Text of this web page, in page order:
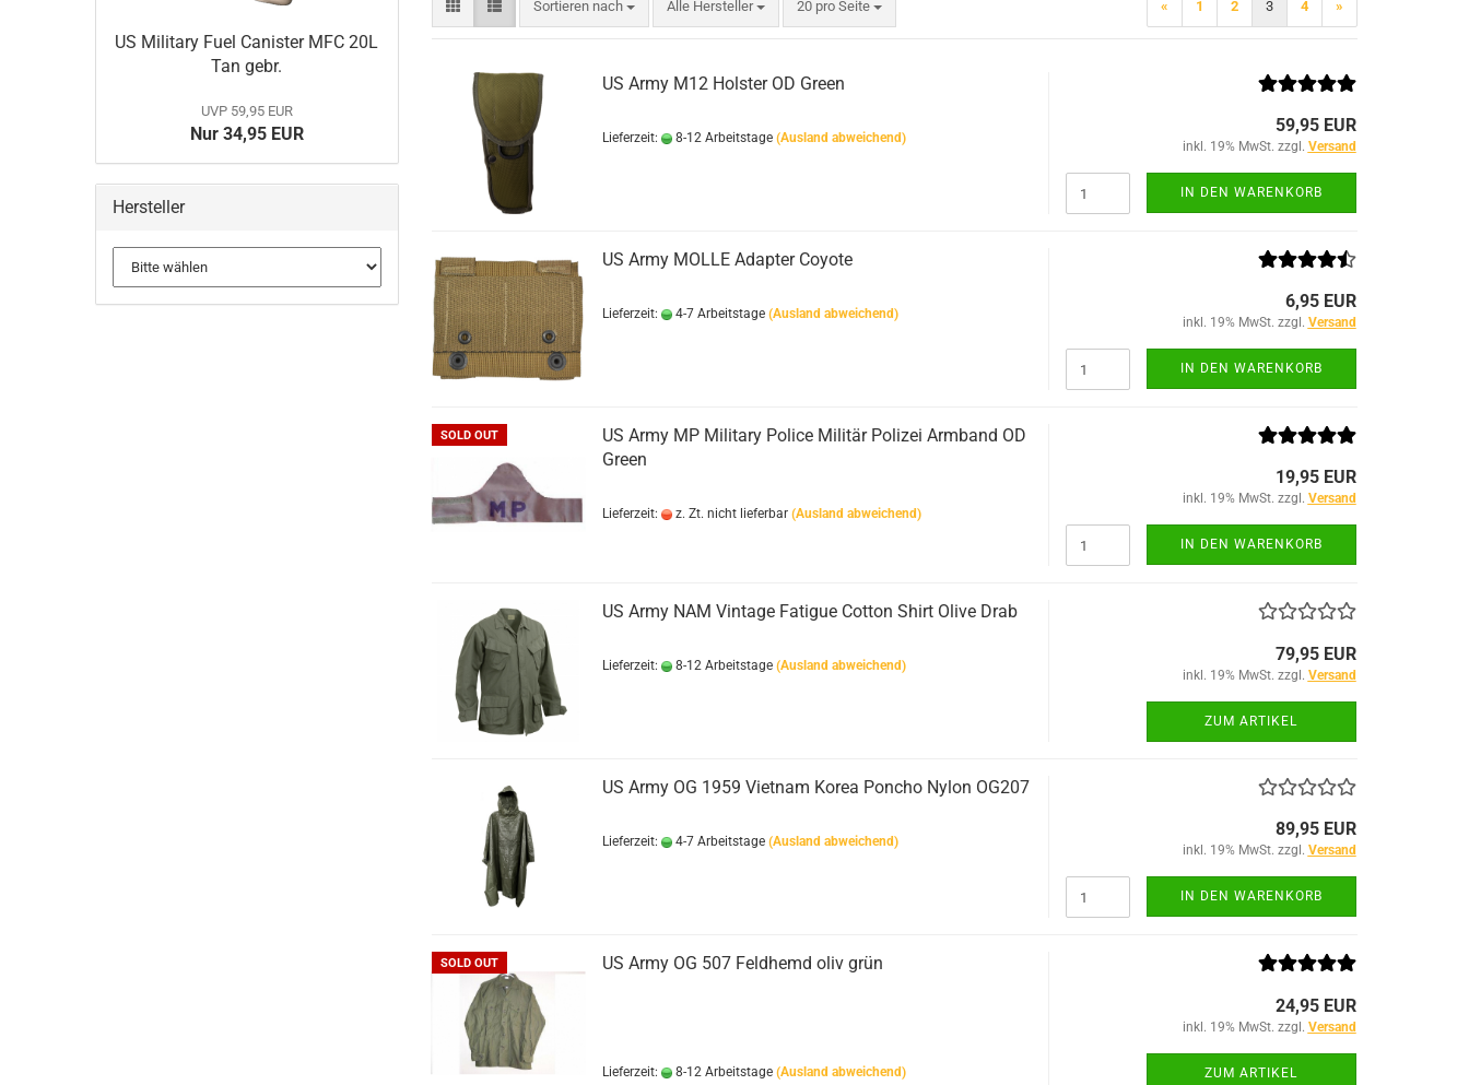
BELLEVILLE
Gummistiefel
HAIX Boots
LOWA
Medical Line
Outback Line
Urban Line
Taschen
TACTICAL BLACK OPS
TACTICAL GLOVES SERIES
Sortieren nach
Sortieren nach Alle Hersteller 20 pro Seite
pro Seite « 1 2 3 4 »
US Army M12 Holster OD Green
Lieferzeit: 8-12 Arbeitstage (Ausland abweichend)
59,95 EUR
inkl. 19% MwSt. zzgl. Versand
IN DEN WARENKORB
US Army MOLLE Adapter Coyote
Lieferzeit: 4-7 Arbeitstage (Ausland abweichend)
6,95 EUR
inkl. 19% MwSt. zzgl. Versand
IN DEN WARENKORB
SOLD OUT
US Army MP Military Police Militär Polizei Armband OD
Green
Lieferzeit: z. Zt. nicht lieferbar (Ausland abweichend)
19,95 EUR
inkl. 19% MwSt. zzgl. Versand
IN DEN WARENKORB
US Army NAM Vintage Fatigue Cotton Shirt Olive Drab
Lieferzeit: 8-12 Arbeitstage (Ausland abweichend)
79,95 EUR
inkl. 19% MwSt. zzgl. Versand
ZUM ARTIKEL
US Army OG 1959 Vietnam Korea Poncho Nylon OG207
Lieferzeit: 4-7 Arbeitstage (Ausland abweichend)
89,95 EUR
inkl. 19% MwSt. zzgl. Versand
IN DEN WARENKORB
SOLD OUT US Army OG 507 Feldhemd oliv grün
Lieferzeit: 8-12 Arbeitstage (Ausland abweichend)
24,95 EUR
inkl. 19% MwSt. zzgl. Versand
ZUM ARTIKEL
US Military Fuel Canister MFC 20L
Tan gebr.
UVP 59,95 EUR
Nur 34,95 EUR
Hersteller